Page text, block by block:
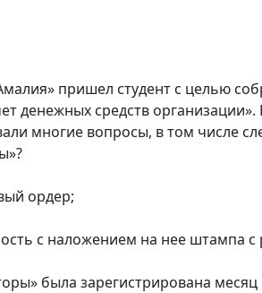
пришел студент с целью
денежных средств
многие вопросы, в том числе
ордер;
с наложением на нее штампа с
была зарегистрирована